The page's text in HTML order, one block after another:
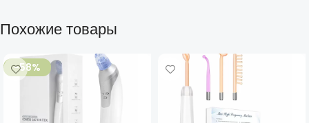
Похожие товары
-58%